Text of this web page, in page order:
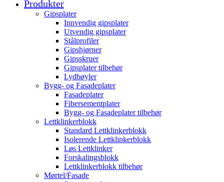
Produkter
Gipsplater
Innvendig gipsplater
Utvendig gipsplater
Stålprofiler
Gipshjørner
Gipsskruer
Gipsplater tilbehør
Lydbøyler
Bygg- og Fasadeplater
Fasadeplater
Fibersementplater
Bygg- og Fasadeplater tilbehør
Lettklinkerblokk
Standard Lettklinkerblokk
Isolerende Lettklinkerblokk
Løs Lettklinker
Forskalingsblokk
Lettklinkerblokk tilbehør
Mørtel/Fasade